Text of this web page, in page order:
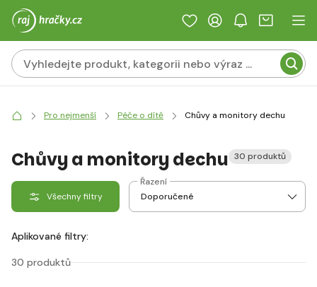
Pro nejmenší Péče o dítě Chůvy a monitory dechu
Chůvy a monitory dechu 30 produktů
Všechny filtry
Řazení
Aplikované filtry:
30 produktů